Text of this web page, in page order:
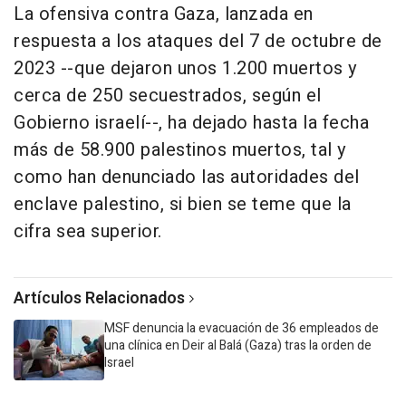
La ofensiva contra Gaza, lanzada en
respuesta a los ataques del 7 de octubre de
2023 --que dejaron unos 1.200 muertos y
cerca de 250 secuestrados, según el
Gobierno israelí--, ha dejado hasta la fecha
más de 58.900 palestinos muertos, tal y
como han denunciado las autoridades del
enclave palestino, si bien se teme que la
cifra sea superior.
Artículos Relacionados
MSF denuncia la evacuación de 36 empleados de
una clínica en Deir al Balá (Gaza) tras la orden de
Israel